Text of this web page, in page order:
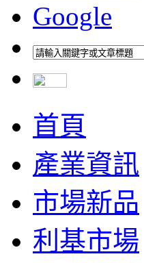
Google
首頁
產業資訊
市場新品
利基市場